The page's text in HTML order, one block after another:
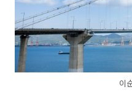
이